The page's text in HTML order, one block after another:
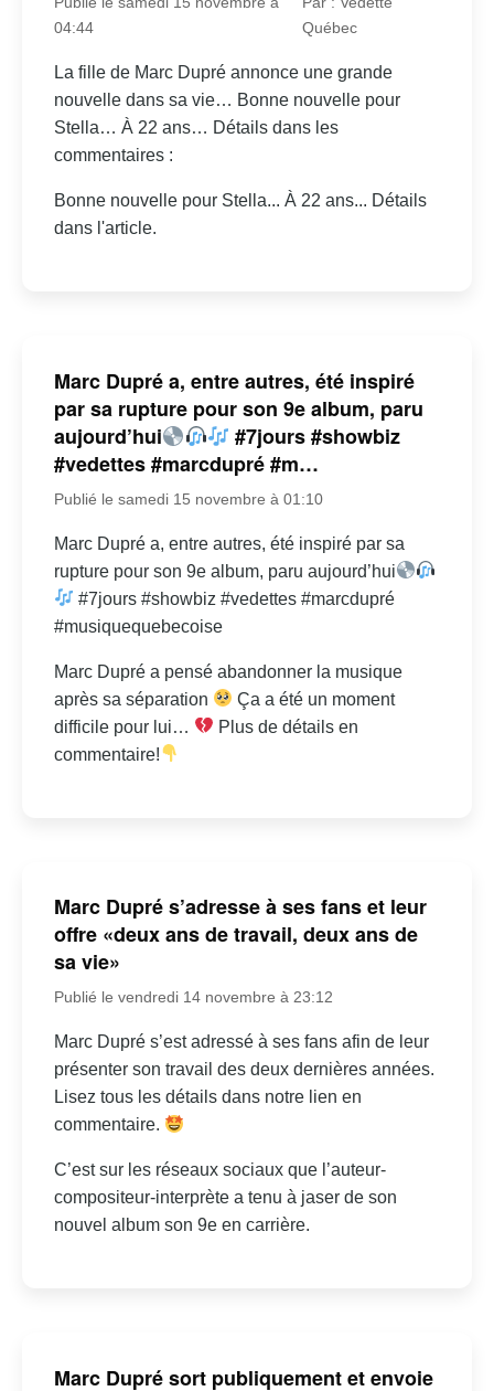
04:44
Québec
La fille de Marc Dupré annonce une grande
nouvelle dans sa vie… Bonne nouvelle pour
Stella… À 22 ans… Détails dans les
commentaires :
Bonne nouvelle pour Stella... À 22 ans... Détails
dans l'article.
Marc Dupré a, entre autres, été inspiré
par sa rupture pour son 9e album, paru
aujourd’hui
#7jours #showbiz
#vedettes #marcdupré #m…
Publié le samedi 15 novembre à 01:10
Marc Dupré a, entre autres, été inspiré par sa
rupture pour son 9e album, paru aujourd’hui
#7jours #showbiz #vedettes #marcdupré
#musiquequebecoise
Marc Dupré a pensé abandonner la musique
après sa séparation
Ça a été un moment
difficile pour lui…
Plus de détails en
commentaire!
Marc Dupré s’adresse à ses fans et leur
offre «deux ans de travail, deux ans de
sa vie»
Publié le vendredi 14 novembre à 23:12
Marc Dupré s’est adressé à ses fans afin de leur
présenter son travail des deux dernières années.
Lisez tous les détails dans notre lien en
commentaire.
C’est sur les réseaux sociaux que l’auteur-
compositeur-interprète a tenu à jaser de son
nouvel album son 9e en carrière.
Marc Dupré sort publiquement et envoie